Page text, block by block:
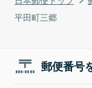
平田町三郷
郵便番号